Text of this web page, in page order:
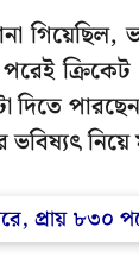
পরেই
প্রায় ৮৩০